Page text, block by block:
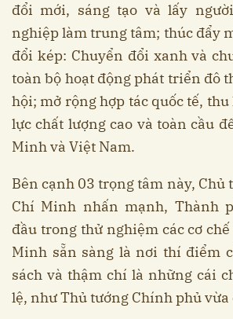
đổi mới, sáng tạo và lấy
nghiệp làm trung tâm; thúc đẩy
đổi kép: Chuyển đổi xanh và
toàn bộ hoạt động phát triển đô
hội; mở rộng hợp tác quốc tế,
lực chất lượng cao và toàn cầu
Minh và Việt Nam.
Bên cạnh 03 trọng tâm này, Chủ
Chí Minh nhấn mạnh, Thành
đầu trong thử nghiệm các cơ
Minh sẵn sàng là nơi thí điểm
sách và thậm chí là những cái
lệ, như Thủ tướng Chính phủ vừa